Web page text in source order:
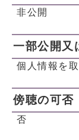
非公開
一部公開又
個人情報を
傍聴の可否
否